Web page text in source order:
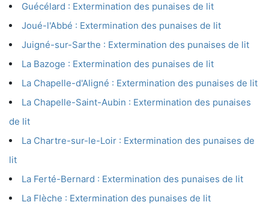
Guécélard : Extermination des punaises de lit
Joué-l'Abbé : Extermination des punaises de lit
Juigné-sur-Sarthe : Extermination des punaises de lit
La Bazoge : Extermination des punaises de lit
La Chapelle-d'Aligné : Extermination des punaises de lit
La Chapelle-Saint-Aubin : Extermination des punaises
de lit
La Chartre-sur-le-Loir : Extermination des punaises de
lit
La Ferté-Bernard : Extermination des punaises de lit
La Flèche : Extermination des punaises de lit